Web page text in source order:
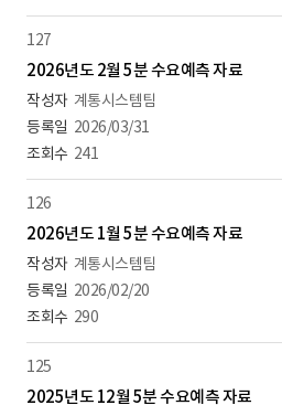
127
2026년도 2월 5분 수요예측 자료
계통시스템팀
2026/03/31
241
126
2026년도 1월 5분 수요예측 자료
계통시스템팀
2026/02/20
290
125
2025년도 12월 5분 수요예측 자료